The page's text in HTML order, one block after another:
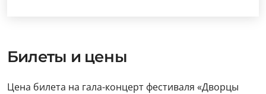
Билеты и цены
Цена билета на гала-концерт фестиваля «Дворцы